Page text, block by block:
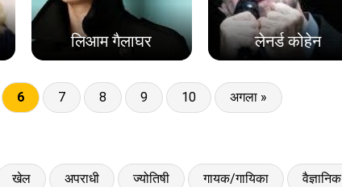
लिआम गैलाघर लेनर्ड कोहेन
6 7 8 9 10 अगला »
खेल अपराधी ज्योतिषी गायक/गायिका वैज्ञानिक